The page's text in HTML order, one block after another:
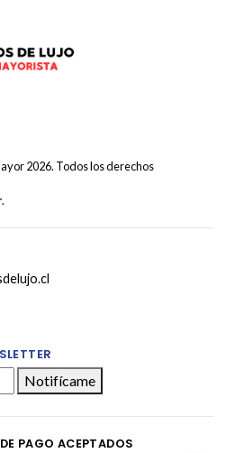
2026. Todos los derechos
.
Notifícame
PAGO ACEPTADOS